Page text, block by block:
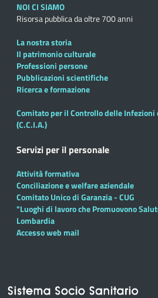
NOI CI SIAMO
Risorsa pubblica da oltre 700 anni
La nostra storia
Il patrimonio culturale
Professioni persone
Pubblicazioni scientifiche
Ricerca e formazione
Comitato per il Controllo delle Infezioni
(C.C.I.A.)
Servizi per il personale
Attività formativa
Conciliazione e welfare aziendale
Comitato Unico di Garanzia - CUG
"Luoghi di lavoro che Promuovono
Lombardia
Accesso web mail